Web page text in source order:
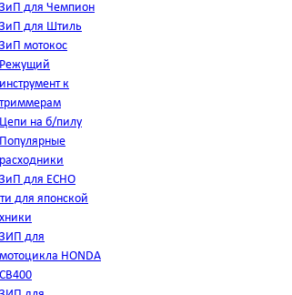
ЗиП для Чемпион
ЗиП для Штиль
ЗиП мотокос
Режущий
инструмент к
триммерам
Цепи на б/пилу
Популярные
расходники
ЗиП для ЕСНО
для японской
ЗИП для
мотоцикла HONDA
CB400